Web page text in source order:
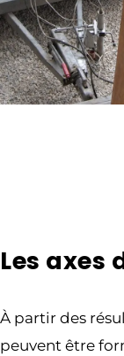
Les axes
À partir des
peuvent être